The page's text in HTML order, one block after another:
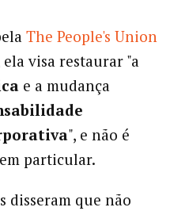
The People's Union
visa restaurar "a
e a mudança
", e não é
particular.
disseram que não